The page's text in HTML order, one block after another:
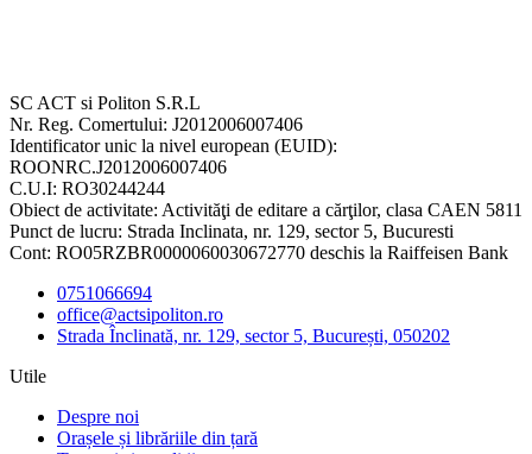
SC ACT si Politon S.R.L
Nr. Reg. Comertului: J2012006007406
Identificator unic la nivel european (EUID):
ROONRC.J2012006007406
C.U.I: RO30244244
Obiect de activitate: Activităţi de editare a cărţilor, clasa CAEN 5811
Punct de lucru: Strada Inclinata, nr. 129, sector 5, Bucuresti
Cont: RO05RZBR0000060030672770 deschis la Raiffeisen Bank
0751066694
office@actsipoliton.ro
Strada Înclinată, nr. 129, sector 5, București, 050202
Utile
Despre noi
Orașele și librăriile din țară